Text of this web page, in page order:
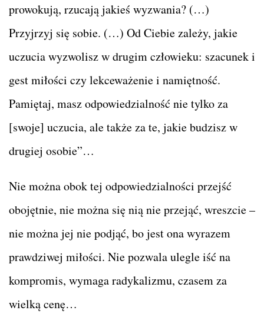
prowokują, rzucają jakieś wyzwania? (…)
Przyjrzyj się sobie. (…) Od Ciebie zależy, jakie
uczucia wyzwolisz w drugim człowieku: szacunek i
gest miłości czy lekceważenie i namiętność.
Pamiętaj, masz odpowiedzialność nie tylko za
[swoje] uczucia, ale także za te, jakie budzisz w
drugiej osobie”…
Nie można obok tej odpowiedzialności przejść
obojętnie, nie można się nią nie przejąć, wreszcie –
nie można jej nie podjąć, bo jest ona wyrazem
prawdziwej miłości. Nie pozwala ulegle iść na
kompromis, wymaga radykalizmu, czasem za
wielką cenę…